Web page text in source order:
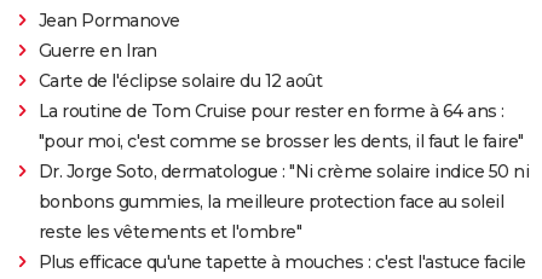
Jean Pormanove
Guerre en Iran
Carte de l'éclipse solaire du 12 août
La routine de Tom Cruise pour rester en forme à 64 ans :
"pour moi, c'est comme se brosser les dents, il faut le faire"
Dr. Jorge Soto, dermatologue : "Ni crème solaire indice 50 ni
bonbons gummies, la meilleure protection face au soleil
reste les vêtements et l'ombre"
Plus efficace qu'une tapette à mouches : c'est l'astuce facile